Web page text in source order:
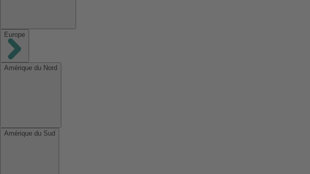
Europe
Amérique du Nord
Amérique du Sud